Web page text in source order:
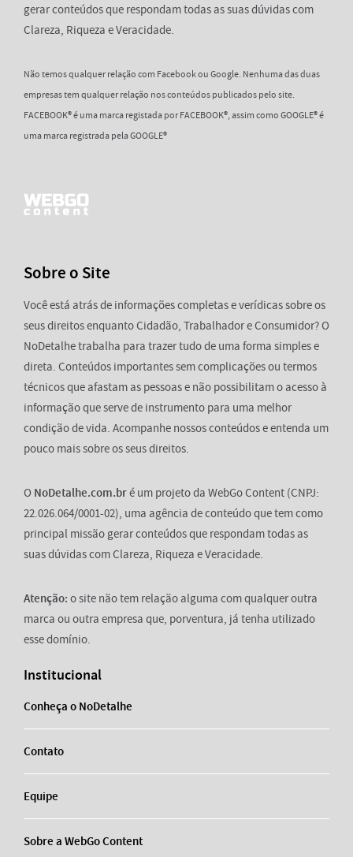
gerar conteúdos que respondam todas as suas dúvidas com
Clareza, Riqueza e Veracidade.
Não temos qualquer relação com Facebook ou Google. Nenhuma das duas
empresas tem qualquer relação nos conteúdos publicados pelo site.
FACEBOOK® é uma marca registada por FACEBOOK®, assim como GOOGLE® é
uma marca registrada pela GOOGLE®
Sobre o Site
Você está atrás de informações completas e verídicas sobre os
seus direitos enquanto Cidadão, Trabalhador e Consumidor? O
NoDetalhe trabalha para trazer tudo de uma forma simples e
direta. Conteúdos importantes sem complicações ou termos
técnicos que afastam as pessoas e não possibilitam o acesso à
informação que serve de instrumento para uma melhor
condição de vida. Acompanhe nossos conteúdos e entenda um
pouco mais sobre os seus direitos.
O NoDetalhe.com.bré um projeto da WebGo Content (CNPJ:
22.026.064/0001-02), uma agência de conteúdo que tem como
principal missão gerar conteúdos que respondam todas as
suas dúvidas com Clareza, Riqueza e Veracidade.
Atenção: o site não tem relação alguma com qualquer outra
marca ou outra empresa que, porventura, já tenha utilizado
esse domínio.
Institucional
Conheça o NoDetalhe
Contato
Equipe
Sobre a WebGo Content